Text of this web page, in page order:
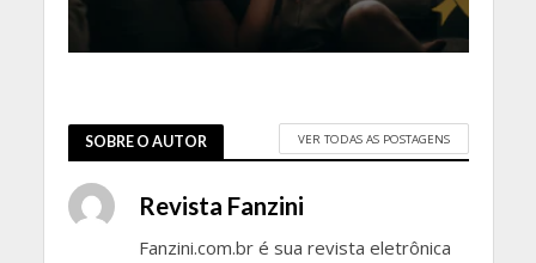
SOBRE O AUTOR VER TODAS AS POSTAGENS
Revista Fanzini
Fanzini.com.br é sua revista eletrônica